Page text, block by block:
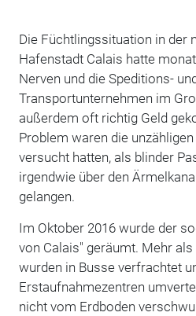
Die Füchtlingssituation in der
Hafenstadt Calais hatte
Nerven und die Speditions-
Transportunternehmen im
außerdem oft richtig Geld
Problem waren die
versucht hatten, als blinder
irgendwie über den
gelangen.
Im Oktober 2016 wurde der
von Calais" geräumt. Mehr
wurden in Busse verfrachtet
Erstaufnahmezentren
nicht vom Erdboden